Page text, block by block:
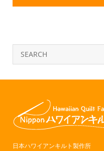
日本ハワイアンキルト製作所